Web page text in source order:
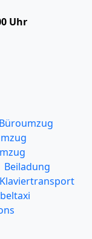
Uhr
Büroumzug
Beiladung
Klaviertransport